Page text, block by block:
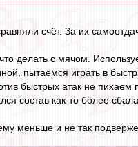
счёт. За их
делать с мячом.
пытаемся играть в
быстрых атак не пихаем
состав как-то более
меньше и не так